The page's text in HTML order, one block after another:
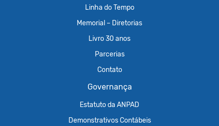
Linha do Tempo
Memorial – Diretorias
Livro 30 anos
Parcerias
Contato
Governança
Estatuto da ANPAD
Demonstrativos Contábeis